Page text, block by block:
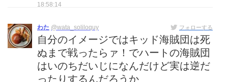
18:58:14
わた @wata_soliloquy フォローする
自分のイメージではキッド海賊団は死
ぬまで戦ったらァ！でハートの海賊団
はいのちだいじになんだけど実は逆だ
ったりするんだろうか